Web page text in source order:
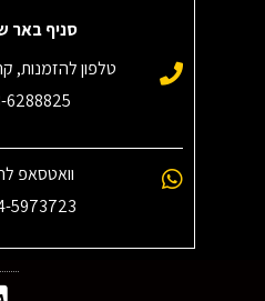
סניף באר
טלפון להזמנות,
6288825
וואטסאפ
5973723